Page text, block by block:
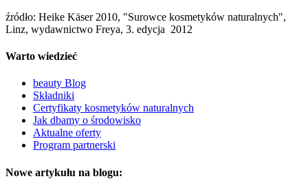
źródło: Heike Käser 2010, "Surowce kosmetyków naturalnych",
Linz, wydawnictwo Freya, 3. edycja 2012
Warto wiedzieć
beauty Blog
Składniki
Certyfikaty kosmetyków naturalnych
Jak dbamy o środowisko
Aktualne oferty
Program partnerski
Nowe artykułu na blogu: